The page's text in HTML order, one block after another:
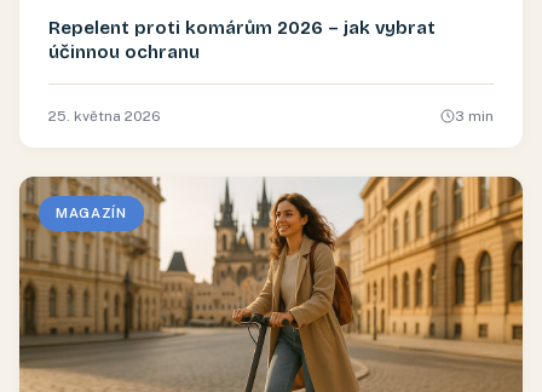
Repelent proti komárům 2026 – jak vybrat
účinnou ochranu
25. května 2026 3 min
MAGAZÍN